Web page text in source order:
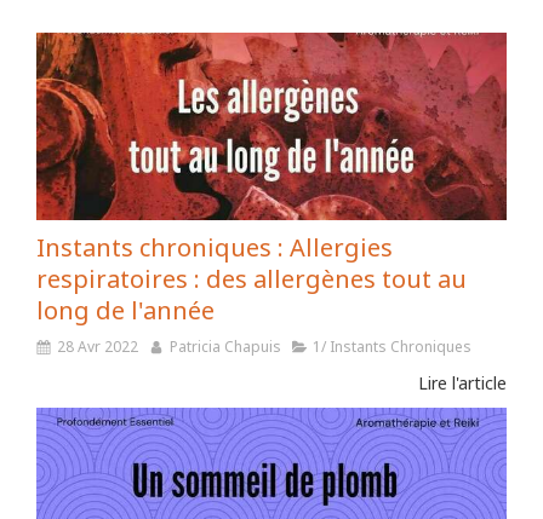
Instants chroniques : Allergies
respiratoires : des allergènes tout au
long de l'année
28 Avr 2022 Patricia Chapuis 1/ Instants Chroniques
Lire l'article